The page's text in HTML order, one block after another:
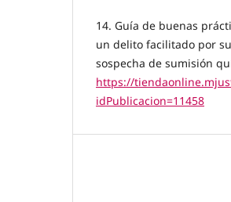
14. Guía de buenas
un delito facilitado por
sospecha de sumisión
https://
idPublicacion=11458